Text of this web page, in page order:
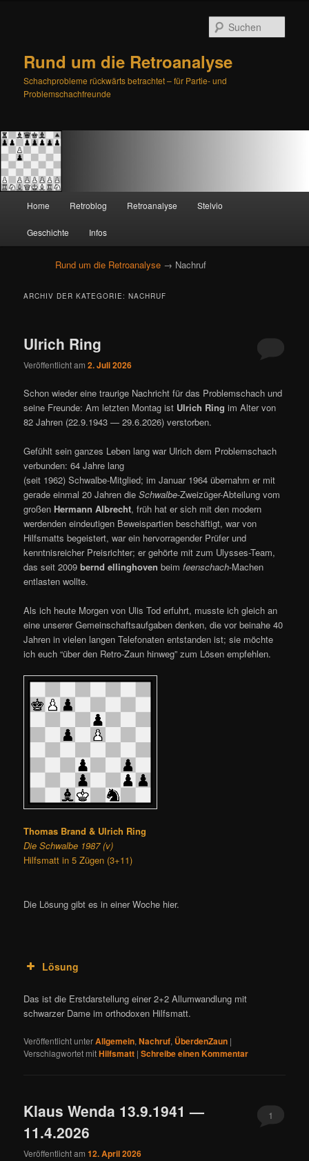
Rund um die Retroanalyse
Schachprobleme rückwärts betrachtet – für Partie- und
Problemschachfreunde
Zum
primären
Inhalt
springen
Zum
sekundären
Inhalt
springen
Home Retroblog Retroanalyse Stelvio
Geschichte Infos
Rund um die Retroanalyse → Nachruf
ARCHIV DER KATEGORIE:NACHRUF
Ulrich Ring
Veröffentlicht am2. Juli 2026
Schon wieder eine traurige Nachricht für das Problemschach und
seine Freunde: Am letzten Montag ist Ulrich Ring im Alter von
82 Jahren (22.9.1943 — 29.6.2026) verstorben.
Gefühlt sein ganzes Leben lang war Ulrich dem Problemschach
verbunden: 64 Jahre lang
(seit 1962) Schwalbe-Mitglied; im Januar 1964 übernahm er mit
gerade einmal 20 Jahren dieSchwalbe-Zweizüger-Abteilung vom
großen Hermann Albrecht, früh hat er sich mit den modern
werdenden eindeutigen Beweispartien beschäftigt, war von
Hilfsmatts begeistert, war ein hervorragender Prüfer und
kenntnisreicher Preisrichter; er gehörte mit zum Ulysses-Team,
das seit 2009bernd ellinghoven beimfeenschach-Machen
entlasten wollte.
Als ich heute Morgen von Ulis Tod erfuhrt, musste ich gleich an
eine unserer Gemeinschaftsaufgaben denken, die vor beinahe 40
Jahren in vielen langen Telefonaten entstanden ist; sie möchte
ich euch “über den Retro-Zaun hinweg” zum Lösen empfehlen.
Thomas Brand & Ulrich Ring
Die Schwalbe 1987 (v)
Hilfsmatt in 5 Zügen (3+11)
Die Lösung gibt es in einer Woche hier.
Lösung
Das ist die Erstdarstellung einer 2+2 Allumwandlung mit
schwarzer Dame im orthodoxen Hilfsmatt.
Veröffentlicht unterAllgemein,Nachruf, ÜberdenZaun |
Verschlagwortet mitHilfsmatt |Schreibe einen Kommentar
Klaus Wenda 13.9.1941 —
11.4.2026
Veröffentlicht am12. April 2026
1